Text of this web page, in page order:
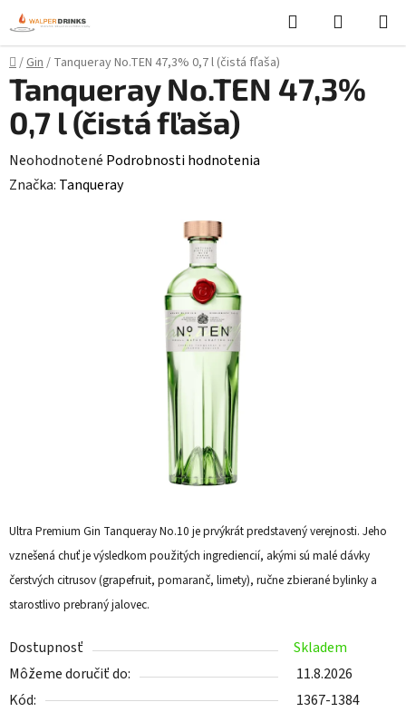
Prejsť
na
obsah
Hľadať
KOŠÍK
Domov
/Gin/ Tanqueray No.TEN 47,3% 0,7 l (čistá fľaša)
Ultra Premium Gin Tanqueray No.10 je prvýkrát predstavený verejnosti. Jeho
vznešená chuť je výsledkom použitých ingrediencií, akými sú malé dávky
čerstvých citrusov (grapefruit, pomaranč, limety), ručne zbierané bylinky a
starostlivo prebraný jalovec.
Dostupnosť
Skladem
Môžeme doručiť do:
11.8.2026
Kód:
1367-1384
Tanqueray No.TEN 47,3%
0,7 l (čistá fľaša)
Priemerné
hodnotenie
Neohodnotené Podrobnosti hodnotenia
Značka: Tanqueray